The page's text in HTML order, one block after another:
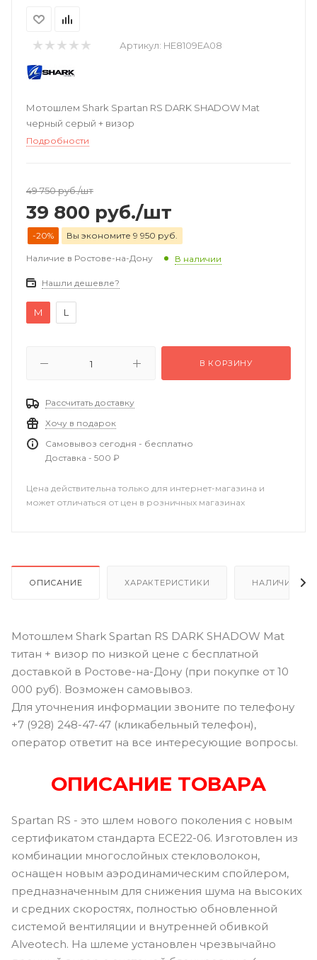
Артикул: HE8109EA08
Мотошлем Shark Spartan RS DARK SHADOW Mat
черный серый + визор
Подробности
49 750руб./шт
39 800 руб./шт
-20% Вы экономите 9 950 руб.
Наличие в Ростове-на-Дону В наличии
Нашли дешевле?
M L
В КОРЗИНУ
Рассчитать доставку
Хочу в подарок
Самовывоз сегодня - бесплатно
Доставка - 500 ₽
Цена действительна только для интернет-магазина и
может отличаться от цен в розничных магазинах
ОПИСАНИЕ ХАРАКТЕРИСТИКИ НАЛИЧИЕ В
Мотошлем Shark Spartan RS DARK SHADOW Mat
титан + визор по низкой цене с бесплатной
доставкой в Ростове-на-Дону (при покупке от 10
000 руб). Возможен самовывоз.
Для уточнения информации звоните по телефону
+7 (928) 248-47-47 (кликабельный телефон),
оператор ответит на все интересующие вопросы.
ОПИСАНИЕ ТОВАРА
Spartan RS - это шлем нового поколения с новым
сертификатом стандарта ECE22-06. Изготовлен из
комбинации многослойных стекловолокон,
оснащен новым аэродинамическим спойлером,
предназначенным для снижения шума на высоких
и средних скоростях, полностью обновленной
системой вентиляции и внутренней обивкой
Alveotech. На шлеме установлен чрезвычайно